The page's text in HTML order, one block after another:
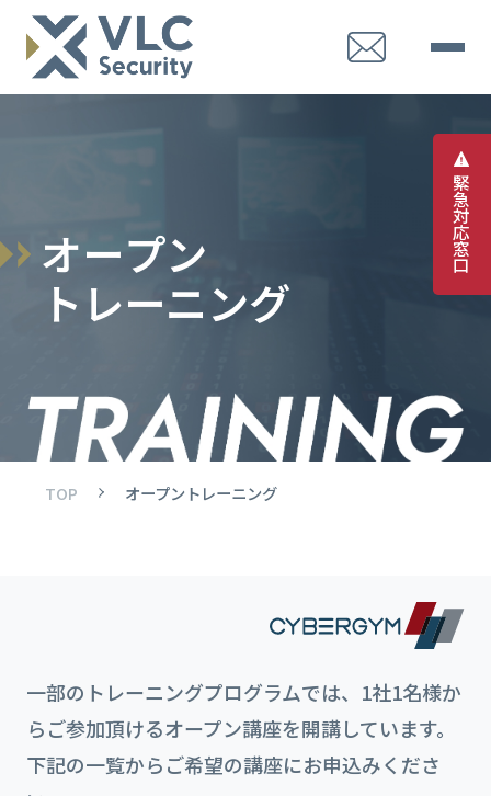
緊
急
対
応
窓
口
オープン
ト レーニング
TOP オープントレーニング
一部のトレーニングプログラムでは、1社1名様か
らご参加頂けるオープン講座を開講しています。
下記の一覧からご希望の講座にお申込みくださ